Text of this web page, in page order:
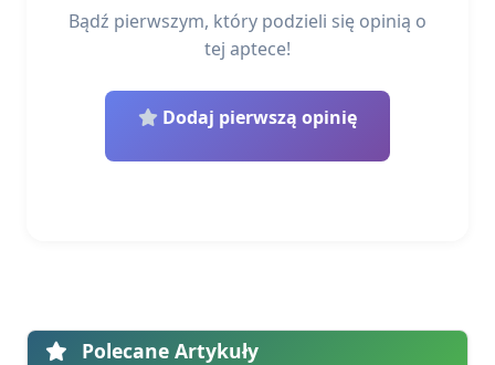
Bądź pierwszym, który podzieli się opinią o
tej aptece!
Dodaj pierwszą opinię
Polecane Artykuły